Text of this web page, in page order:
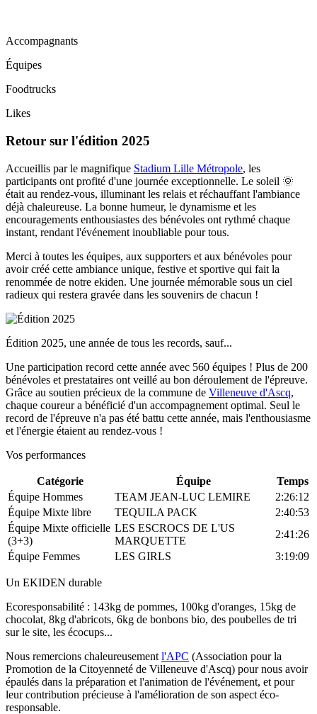
Accompagnants
Équipes
Foodtrucks
Likes
Retour sur l'édition 2025
Accueillis par le magnifique Stadium Lille Métropole, les
participants ont profité d'une journée exceptionnelle. Le soleil 🌞
était au rendez-vous, illuminant les relais et réchauffant l'ambiance
déjà chaleureuse. La bonne humeur, le dynamisme et les
encouragements enthousiastes des bénévoles ont rythmé chaque
instant, rendant l'événement inoubliable pour tous.
Merci à toutes les équipes, aux supporters et aux bénévoles pour
avoir créé cette ambiance unique, festive et sportive qui fait la
renommée de notre ekiden. Une journée mémorable sous un ciel
radieux qui restera gravée dans les souvenirs de chacun !
Édition 2025, une année de tous les records, sauf...
Une participation record cette année avec 560 équipes ! Plus de 200
bénévoles et prestataires ont veillé au bon déroulement de l'épreuve.
Grâce au soutien précieux de la commune de Villeneuve d'Ascq,
chaque coureur a bénéficié d'un accompagnement optimal. Seul le
record de l'épreuve n'a pas été battu cette année, mais l'enthousiasme
et l'énergie étaient au rendez-vous !
Vos performances
Catégorie Équipe
Temps
Équipe Hommes
TEAM JEAN-LUC LEMIRE
2:26:12
Équipe Mixte libre
TEQUILA PACK
2:40:53
Équipe Mixte officielle
(3+3)
LES ESCROCS DE L'US
MARQUETTE
2:41:26
Équipe Femmes
LES GIRLS 3:19:09
Un EKIDEN durable
Ecoresponsabilité : 143kg de pommes, 100kg d'oranges, 15kg de
chocolat, 8kg d'abricots, 6kg de bonbons bio, des poubelles de tri
sur le site, les écocups...
Nous remercions chaleureusement l'APC (Association pour la
Promotion de la Citoyenneté de Villeneuve d'Ascq) pour nous avoir
épaulés dans la préparation et l'animation de l'événement, et pour
leur contribution précieuse à l'amélioration de son aspect éco-
responsable.